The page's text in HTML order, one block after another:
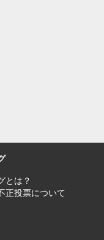
とは？
正投票について